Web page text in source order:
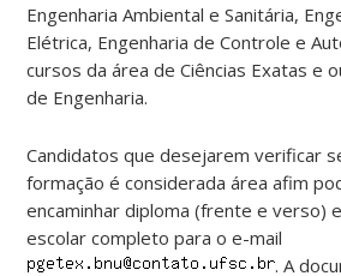
Engenharia Ambiental e Sanitária,
Elétrica, Engenharia de Controle e
cursos da área de Ciências Exatas e
de Engenharia.
Candidatos que desejarem verificar
formação é considerada área afim
encaminhar diploma (frente e verso)
escolar completo para o e-mail
. A